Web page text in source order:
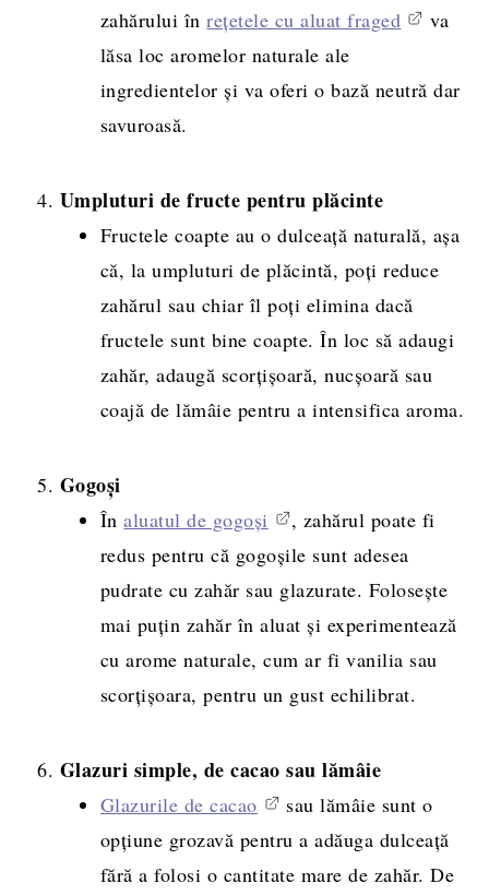
zahărului înrețetele cu aluat fraged
va
lăsa loc aromelor naturale ale
ingredientelor și va oferi o bază neutră dar
savuroasă.
Umpluturi de fructe pentru plăcinte
Fructele coapte au o dulceață naturală, așa
că, la umpluturi de plăcintă, poți reduce
zahărul sau chiar îl poți elimina dacă
fructele sunt bine coapte. În loc să adaugi
zahăr, adaugă scorțișoară, nucșoară sau
coajă de lămâie pentru a intensifica aroma.
Gogoși
Înaluatul de gogoși
, zahărul poate fi
redus pentru că gogoșile sunt adesea
pudrate cu zahăr sau glazurate. Folosește
mai puțin zahăr în aluat și experimentează
cu arome naturale, cum ar fi vanilia sau
scorțișoara, pentru un gust echilibrat.
Glazuri simple, de cacao sau lămâie
Glazurile de cacao
sau lămâie sunt o
opțiune grozavă pentru a adăuga dulceață
fără a folosi o cantitate mare de zahăr. De